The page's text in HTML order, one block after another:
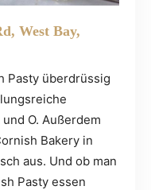
West Bay,
Pasty überdrüssig
O. Außerdem
Bakery in
aus. Und ob man
Pasty essen